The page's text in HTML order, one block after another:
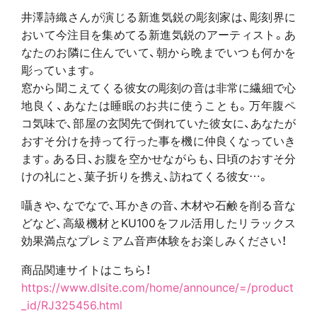
井澤詩織さんが演じる新進気鋭の彫刻家は、彫刻界に
おいて今注目を集めてる新進気鋭のアーティスト。あ
なたのお隣に住んでいて、朝から晩までいつも何かを
彫っています。
窓から聞こえてくる彼女の彫刻の音は非常に繊細で心
地良く、あなたは睡眠のお共に使うことも。万年腹ペ
コ気味で、部屋の玄関先で倒れていた彼女に、あなたが
おすそ分けを持って行った事を機に仲良くなっていき
ます。ある日、お腹を空かせながらも、日頃のおすそ分
けの礼にと、菓子折りを携え、訪ねてくる彼女…。
囁きや、なでなで、耳かきの音、木材や石鹸を削る音な
どなど、高級機材とKU100をフル活用したリラックス
効果満点なプレミアム音声体験をお楽しみください！
商品関連サイトはこちら！
https://www.dlsite.com/home/announce/=/product
_id/RJ325456.html